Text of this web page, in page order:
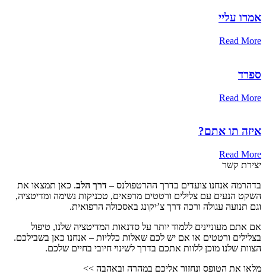
אמרו עליי
Read More
ספרד
Read More
איזה תו אתם?
Read More
יצירת קשר
בדהרמה אנחנו צועדים בדרך ההרטפולנס – דרך הלב. כאן תמצאו את
השקט הנעים עם צלילים ורטטים מרפאים, טכניקות נשימה ומדיטציה,
וגם תנועה עגולה ורכה דרך צ’יקונג באסכולה הרפואית.
אם אתם מעוניינים ללמוד יותר על סדנאות המדיטציה שלנו, טיפול
בצלילים ורטטים או אם יש לכם שאלות כלליות – אנחנו כאן בשבילכם.
הצוות שלנו מוכן ללוות אתכם בדרך לשינוי חיובי בחיים שלכם.
מלאו את הטופס ונחזור אליכם במהרה ובאהבה >>